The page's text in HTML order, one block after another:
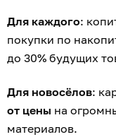
Для каждого:
покупки по
до 30% будущих
Для новосёлов:
от цены на
материалов.